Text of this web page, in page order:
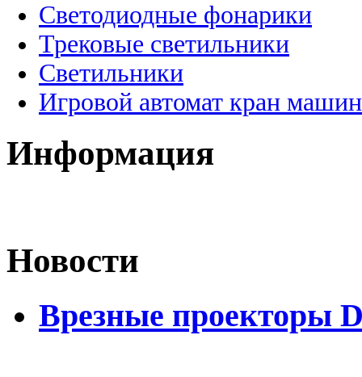
Светодиодные фонарики
Трековые светильники
Светильники
Игровой автомат кран
Информация
Новости
Врезные проекторы